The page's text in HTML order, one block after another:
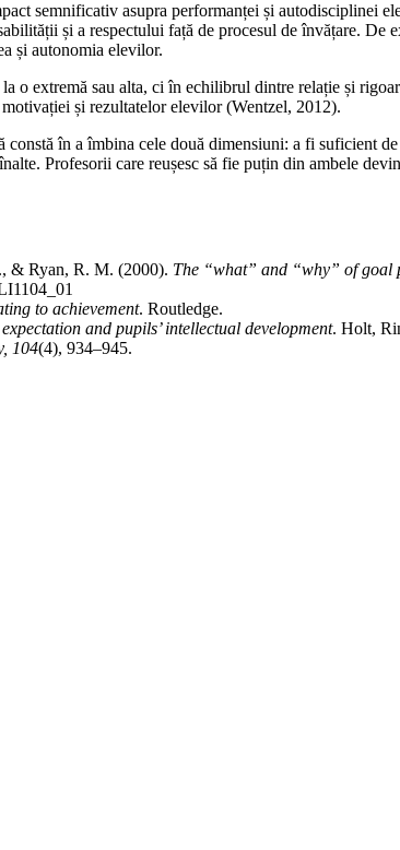
semnificativ asupra performanței și autodisciplinei
și a respectului față de procesul de învățare. De
și autonomia elevilor.
o extremă sau alta, ci în echilibrul dintre relație și
și rezultatelor elevilor (Wentzel, 2012).
constă în a îmbina cele două dimensiuni: a fi suficient
Profesorii care reușesc să fie puțin din ambele
& Ryan, R. M. (2000). The “what” and “why” of goal
to achievement. Routledge.
and pupils’ intellectual development. Holt,
104(4), 934–945.